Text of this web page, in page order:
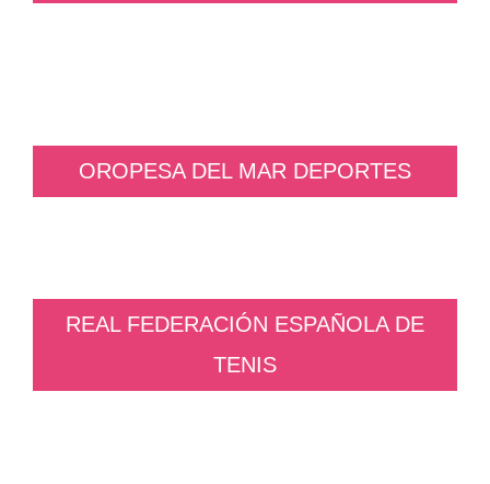
OROPESA DEL MAR DEPORTES
REAL FEDERACIÓN ESPAÑOLA DE
TENIS